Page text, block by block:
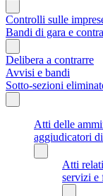
Controlli sulle
Bandi di gara e
Delibera a contrarre
Avvisi e bandi
Sotto-sezioni
Atti delle
aggiudicatori
Atti
servizi e